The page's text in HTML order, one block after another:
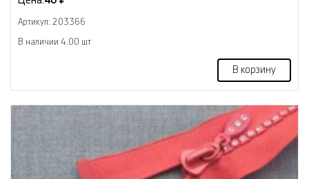
Артикул: 203366
В наличии 4.00 шт
В корзину